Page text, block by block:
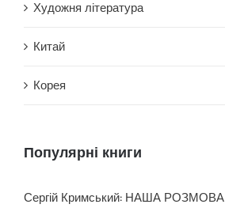
Художня література
Китай
Корея
Популярні книги
Сергій Кримський: НАША РОЗМОВА